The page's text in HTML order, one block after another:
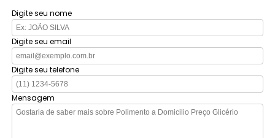
Digite seu nome
Digite seu email
Digite seu telefone
Mensagem